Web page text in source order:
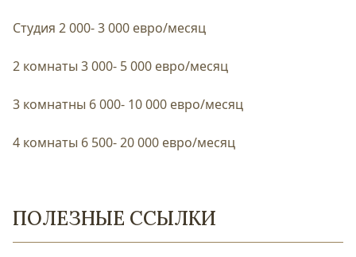
Студия 2 000- 3 000 евро/месяц
2 комнаты 3 000- 5 000 евро/месяц
3 комнатны 6 000- 10 000 евро/месяц
4 комнаты 6 500- 20 000 евро/месяц
ПОЛЕЗНЫЕ ССЫЛКИ